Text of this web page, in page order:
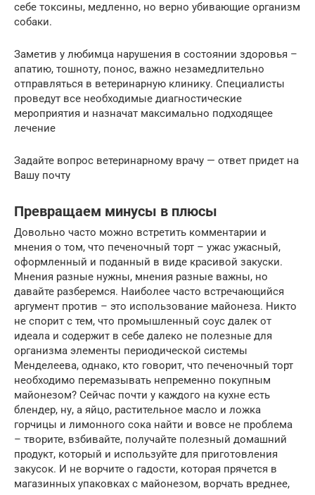
себе токсины, медленно, но верно убивающие организм
собаки.
Заметив у любимца нарушения в состоянии здоровья –
апатию, тошноту, понос, важно незамедлительно
отправляться в ветеринарную клинику. Специалисты
проведут все необходимые диагностические
мероприятия и назначат максимально подходящее
лечение
Задайте вопрос ветеринарному врачу — ответ придет на
Вашу почту
Превращаем минусы в плюсы
Довольно часто можно встретить комментарии и
мнения о том, что печеночный торт – ужас ужасный,
оформленный и поданный в виде красивой закуски.
Мнения разные нужны, мнения разные важны, но
давайте разберемся. Наиболее часто встречающийся
аргумент против – это использование майонеза. Никто
не спорит с тем, что промышленный соус далек от
идеала и содержит в себе далеко не полезные для
организма элементы периодической системы
Менделеева, однако, кто говорит, что печеночный торт
необходимо перемазывать непременно покупным
майонезом? Сейчас почти у каждого на кухне есть
блендер, ну, а яйцо, растительное масло и ложка
горчицы и лимонного сока найти и вовсе не проблема
– творите, взбивайте, получайте полезный домашний
продукт, который и используйте для приготовления
закусок. И не ворчите о гадости, которая прячется в
магазинных упаковках с майонезом, ворчать вреднее,